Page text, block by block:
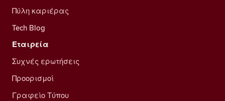
Πύλη καριέρας
Tech Blog
Εταιρεία
Συχνές ερωτήσεις
Προορισμοί
Γραφείο Τύπου